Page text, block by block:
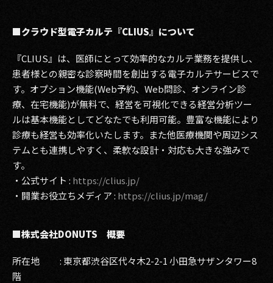
■クラウド型電子カルテ『CLIUS』について
『CLIUS』は、医師にとって効率的なカルテ業務を提供し、
患者様との親密な診察時間を創出する電子カルテサービスで
す。オプション機能(Web予約、Web問診、オンライン診
療、在宅機能)が無料で、経営を可視化できる経営分析ツー
ルは基本機能としてどなたでも利用可能。豊富な機能により
診療も経営も効率化いたします。また他医療機関や周辺シス
テムとも連携しやすく、柔軟な設計・対応も大きな強みで
す。
・公式サイト : https://clius.jp/
・開業お役立ちメディア : https://clius.jp/mag/
■株式会社DONUTS 概要
所在地 : 東京都渋谷区代々木2-2-1 小田急サザンタワー8
階